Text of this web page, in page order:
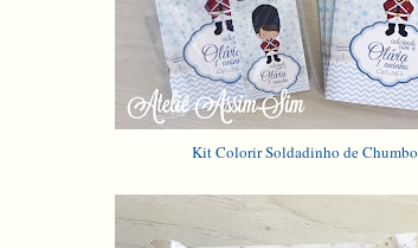
Kit Colorir Soldadinho de Chumbo